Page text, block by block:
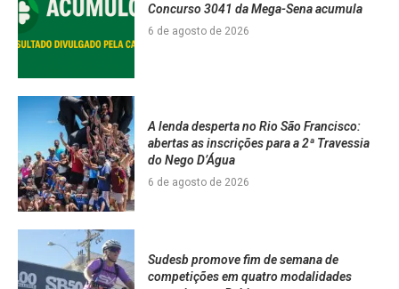
Concurso 3041 da Mega-Sena acumula
6 de agosto de 2026
A lenda desperta no Rio São Francisco:
abertas as inscrições para a 2ª Travessia
do Nego D’Água
6 de agosto de 2026
Sudesb promove fim de semana de
competições em quatro modalidades